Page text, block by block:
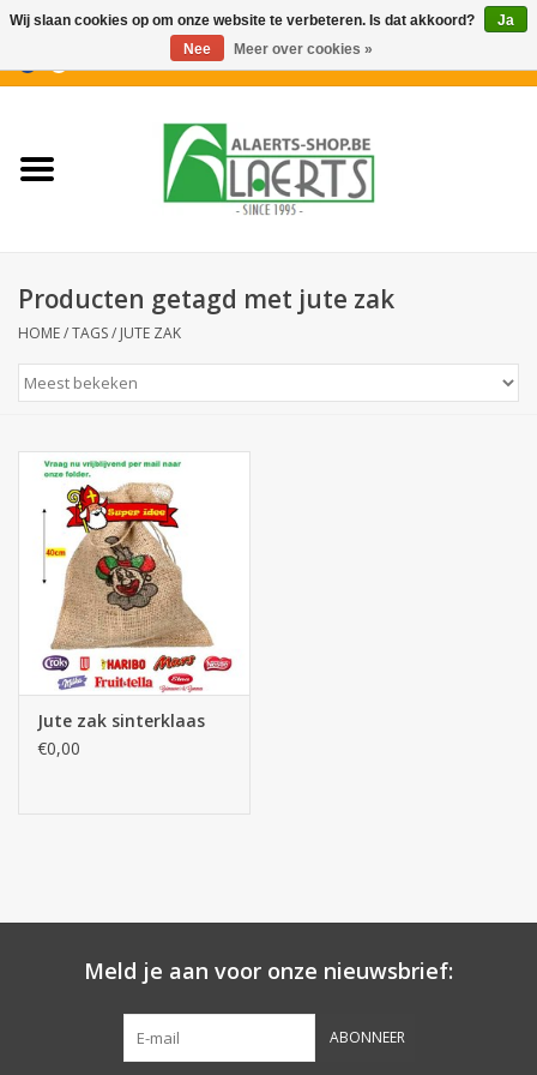
Nieuwigheden
Confiserie
Dranken
Aperitiefkoekjes
Botanicals
Snoeppot-Snoep
Kassarollen
Koffiemachines
Kantoorbenodigdheden
Producten getagd met jute zak
HOME/TAGS/ JUTE ZAK
Jute zak sinterklaas
€0,00
Meld je aan voor onze nieuwsbrief:
ABONNEER
Wij slaan cookies op om onze website te verbeteren. Is dat akkoord?
Ja
Nee
Meer over cookies »